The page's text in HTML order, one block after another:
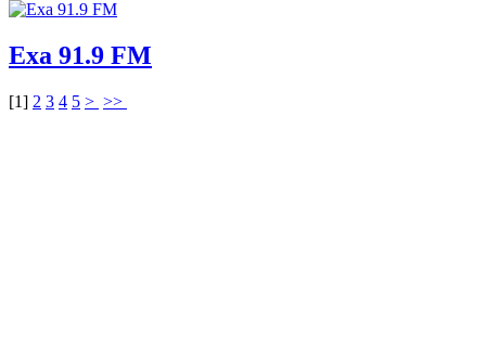
Exa 91.9 FM
[1] 2 3 4 5 > >>